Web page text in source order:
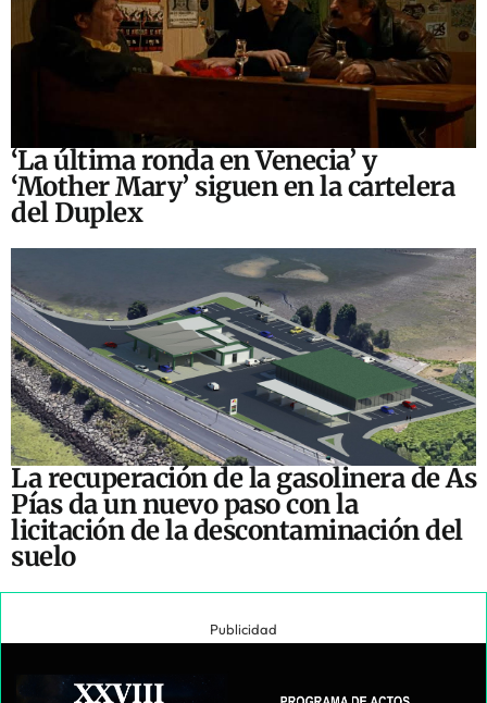
‘La última ronda en Venecia’ y
‘Mother Mary’ siguen en la cartelera
del Duplex
La recuperación de la gasolinera de As
Pías da un nuevo paso con la
licitación de la descontaminación del
suelo
Publicidad